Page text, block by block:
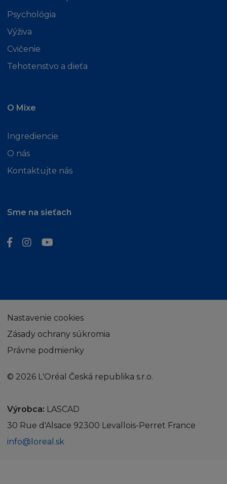
Psychológia
Výživa
Cvičenie
Tehotenstvo a dieťa
O Mixe
Ingrediencie
O nás
Kontaktujte nás
Sme na sieťach
Nastavenie cookies
Zásady ochrany súkromia
Právne podmienky
© 2026 L'Oréal Česká republika s.r.o.
Výrobca: LASCAD
30 Rue d'Alsace 92300 Levallois-Perret France
info@loreal.sk